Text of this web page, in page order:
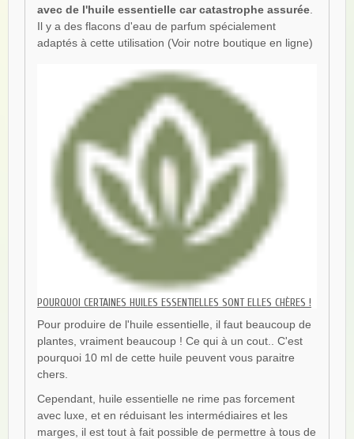
avec de l'huile essentielle car catastrophe assurée
Il y a des flacons d'eau de parfum spécialement
adaptés à cette utilisation (Voir notre boutique en ligne)
POURQUOI CERTAINES HUILES ESSENTIELLES SONT ELLES CHÈRES !
Pour produire de l'huile essentielle, il faut beaucoup de
plantes, vraiment beaucoup ! Ce qui à un cout.. C'est
pourquoi 10 ml de cette huile peuvent vous paraitre
chers.
Cependant, huile essentielle ne rime pas forcement
avec luxe, et en réduisant les intermédiaires et les
marges, il est tout à fait possible de permettre à tous de